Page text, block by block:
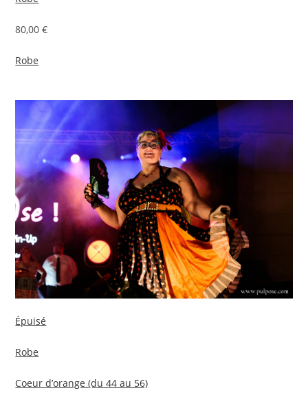
80,00 €
Robe
Épuisé
Robe
Coeur d’orange (du 44 au 56)